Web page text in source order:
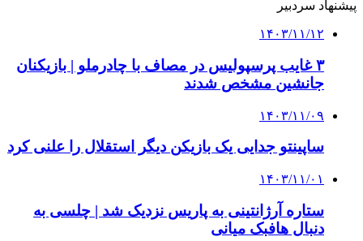
درخواست سازمان لیگ از رقیب استقلال در جام
حذفی
کلیه حقوق متعلق به راهیان اقتصادی می باشد
دکمه بازگشت به بالا